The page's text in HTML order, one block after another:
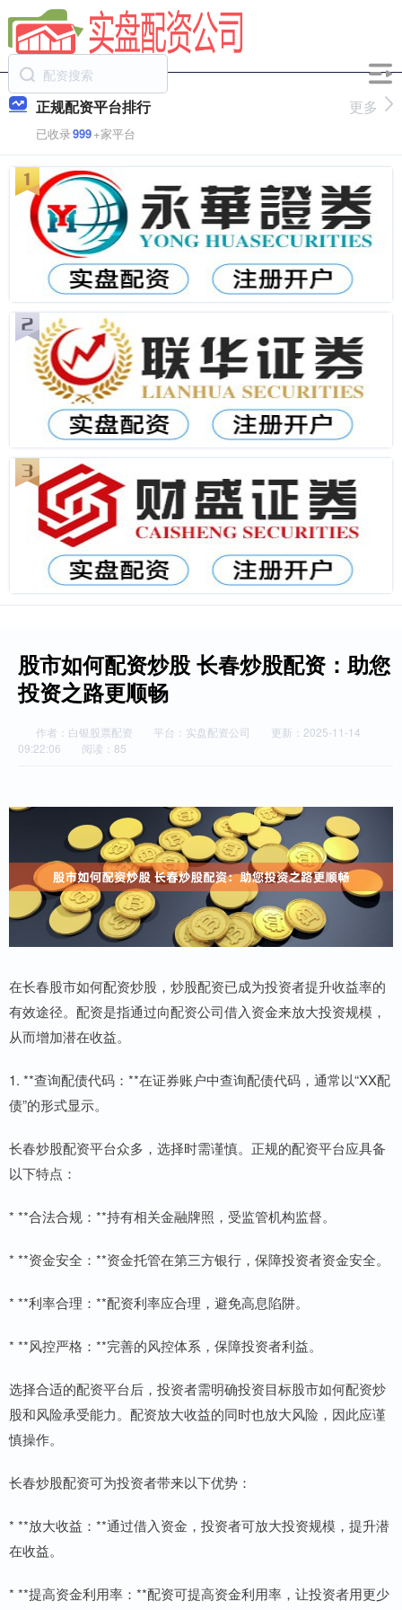
正规配资平台排行
已收录999+家平台
更多
股市如何配资炒股 长春炒股配资：助您
投资之路更顺畅
作者：白银股票配资 平台：实盘配资公司
更新：2025-11-14
09:22:06
阅读：85
在长春股市如何配资炒股，炒股配资已成为投资者提升收益率的
有效途径。配资是指通过向配资公司借入资金来放大投资规模，
从而增加潜在收益。
1. **查询配债代码：**在证券账户中查询配债代码，通常以“XX配
债”的形式显示。
长春炒股配资平台众多，选择时需谨慎。正规的配资平台应具备
以下特点：
* **合法合规：**持有相关金融牌照，受监管机构监督。
* **资金安全：**资金托管在第三方银行，保障投资者资金安全。
* **利率合理：**配资利率应合理，避免高息陷阱。
* **风控严格：**完善的风控体系，保障投资者利益。
选择合适的配资平台后，投资者需明确投资目标股市如何配资炒
股和风险承受能力。配资放大收益的同时也放大风险，因此应谨
慎操作。
长春炒股配资可为投资者带来以下优势：
* **放大收益：**通过借入资金，投资者可放大投资规模，提升潜
在收益。
* **提高资金利用率：**配资可提高资金利用率，让投资者用更少